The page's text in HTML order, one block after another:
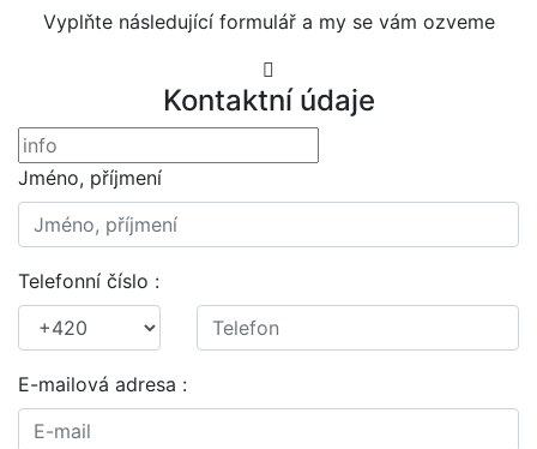
Vyplňte následující formulář a my se vám ozveme
Kontaktní údaje
Jméno, příjmení
Telefonní číslo :
E-mailová adresa :